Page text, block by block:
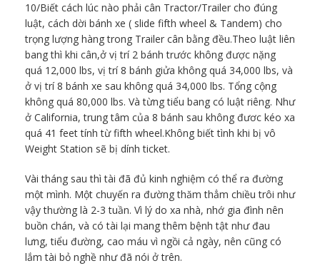
10/Biết cách lúc nào phải cân Tractor/Trailer cho đúng
luật, cách dời bánh xe ( slide fifth wheel & Tandem) cho
trọng lượng hàng trong Trailer cân bằng đều.Theo luật liên
bang thì khi cân,ở vị trí 2 bánh trước không được nặng
quá 12,000 lbs, vị trí 8 bánh giửa không quá 34,000 lbs, và
ở vị trí 8 bánh xe sau không quá 34,000 lbs. Tổng cộng
không quá 80,000 lbs. Và từng tiểu bang có luật riêng. Như
ở California, trung tâm của 8 bánh sau không đươc kéo xa
quá 41 feet tính từ fifth wheel.Không biết tình khi bị vô
Weight Station sẽ bị dính ticket.
Vài tháng sau thì tài đã đủ kinh nghiệm có thể ra đường
một mình. Một chuyến ra đường thăm thẳm chiều trôi như
vậy thường là 2-3 tuần. Vì lý do xa nhà, nhớ gia đình nên
buồn chán, và có tài lại mang thêm bệnh tật như đau
lưng, tiểu đường, cao máu vì ngồi cả ngày, nên cũng có
lắm tài bỏ nghề như đã nói ở trên.